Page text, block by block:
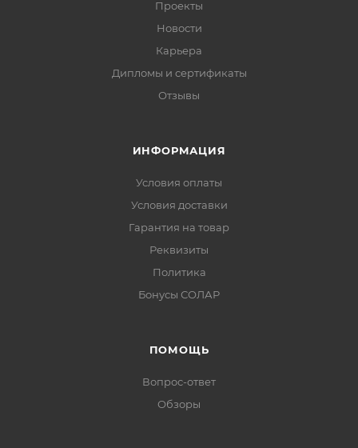
Проекты
Новости
Карьера
Дипломы и сертификаты
Отзывы
ИНФОРМАЦИЯ
Условия оплаты
Условия доставки
Гарантия на товар
Реквизиты
Политика
Бонусы СОЛАР
ПОМОЩЬ
Вопрос-ответ
Обзоры